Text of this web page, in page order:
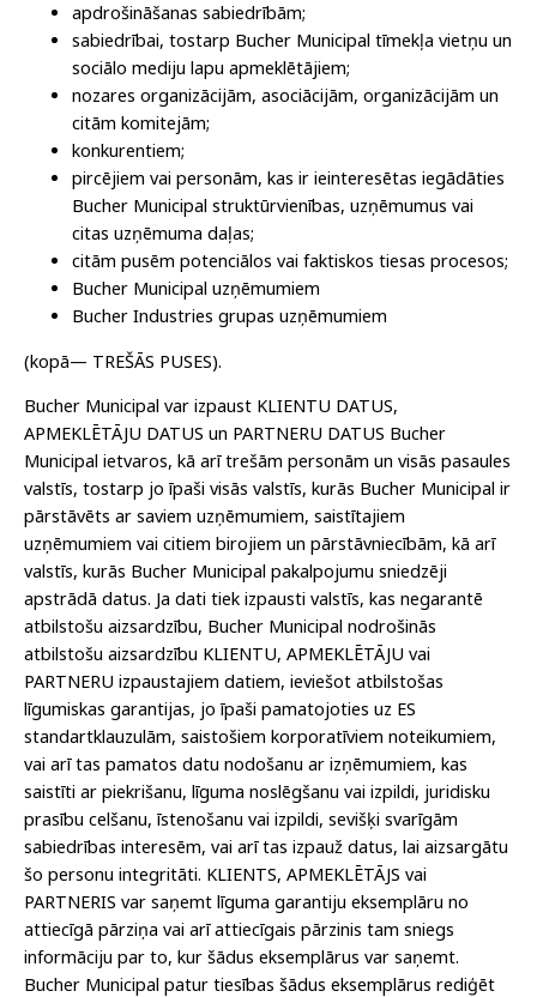
apdrošināšanas sabiedrībām;
sabiedrībai, tostarp Bucher Municipal tīmekļa vietņu un
sociālo mediju lapu apmeklētājiem;
nozares organizācijām, asociācijām, organizācijām un
citām komitejām;
konkurentiem;
pircējiem vai personām, kas ir ieinteresētas iegādāties
Bucher Municipal struktūrvienības, uzņēmumus vai
citas uzņēmuma daļas;
citām pusēm potenciālos vai faktiskos tiesas procesos;
Bucher Municipal uzņēmumiem
Bucher Industries grupas uzņēmumiem
(kopā— TREŠĀS PUSES).
Bucher Municipal var izpaust KLIENTU DATUS,
APMEKLĒTĀJU DATUS un PARTNERU DATUS Bucher
Municipal ietvaros, kā arī trešām personām un visās pasaules
valstīs, tostarp jo īpaši visās valstīs, kurās Bucher Municipal ir
pārstāvēts ar saviem uzņēmumiem, saistītajiem
uzņēmumiem vai citiem birojiem un pārstāvniecībām, kā arī
valstīs, kurās Bucher Municipal pakalpojumu sniedzēji
apstrādā datus. Ja dati tiek izpausti valstīs, kas negarantē
atbilstošu aizsardzību, Bucher Municipal nodrošinās
atbilstošu aizsardzību KLIENTU, APMEKLĒTĀJU vai
PARTNERU izpaustajiem datiem, ieviešot atbilstošas
līgumiskas garantijas, jo īpaši pamatojoties uz ES
standartklauzulām, saistošiem korporatīviem noteikumiem,
vai arī tas pamatos datu nodošanu ar izņēmumiem, kas
saistīti ar piekrišanu, līguma noslēgšanu vai izpildi, juridisku
prasību celšanu, īstenošanu vai izpildi, sevišķi svarīgām
sabiedrības interesēm, vai arī tas izpauž datus, lai aizsargātu
šo personu integritāti. KLIENTS, APMEKLĒTĀJS vai
PARTNERIS var saņemt līguma garantiju eksemplāru no
attiecīgā pārziņa vai arī attiecīgais pārzinis tam sniegs
informāciju par to, kur šādus eksemplārus var saņemt.
Bucher Municipal patur tiesības šādus eksemplārus rediģēt